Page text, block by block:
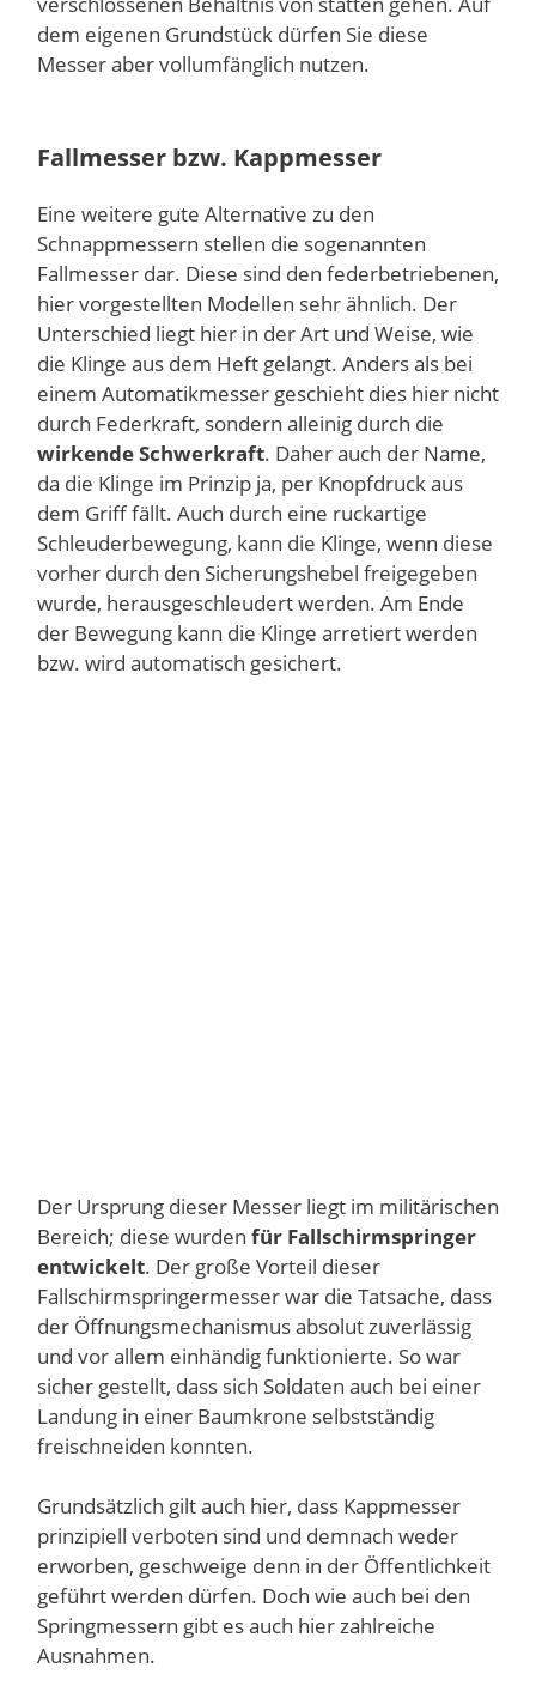
dem eigenen Grundstück dürfen Sie diese
Messer aber vollumfänglich nutzen.
Fallmesser bzw. Kappmesser
Eine weitere gute Alternative zu den
Schnappmessern stellen die sogenannten
Fallmesser dar. Diese sind den federbetriebenen,
hier vorgestellten Modellen sehr ähnlich. Der
Unterschied liegt hier in der Art und Weise, wie
die Klinge aus dem Heft gelangt. Anders als bei
einem Automatikmesser geschieht dies hier nicht
durch Federkraft, sondern alleinig durch die
wirkende Schwerkraft. Daher auch der Name,
da die Klinge im Prinzip ja, per Knopfdruck aus
dem Griff fällt. Auch durch eine ruckartige
Schleuderbewegung, kann die Klinge, wenn diese
vorher durch den Sicherungshebel freigegeben
wurde, herausgeschleudert werden. Am Ende
der Bewegung kann die Klinge arretiert werden
bzw. wird automatisch gesichert.
Der Ursprung dieser Messer liegt im militärischen
Bereich; diese wurden für Fallschirmspringer
entwickelt. Der große Vorteil dieser
Fallschirmspringermesser war die Tatsache, dass
der Öffnungsmechanismus absolut zuverlässig
und vor allem einhändig funktionierte. So war
sicher gestellt, dass sich Soldaten auch bei einer
Landung in einer Baumkrone selbstständig
freischneiden konnten.
Grundsätzlich gilt auch hier, dass Kappmesser
prinzipiell verboten sind und demnach weder
erworben, geschweige denn in der Öffentlichkeit
geführt werden dürfen. Doch wie auch bei den
Springmessern gibt es auch hier zahlreiche
Ausnahmen.